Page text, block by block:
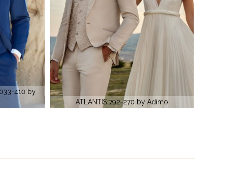
Costum de ceremonie JULIEN 1032-470 by
Adimo